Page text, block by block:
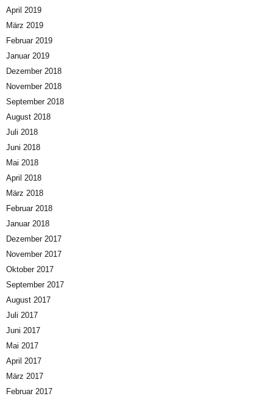
April 2019
März 2019
Februar 2019
Januar 2019
Dezember 2018
November 2018
September 2018
August 2018
Juli 2018
Juni 2018
Mai 2018
April 2018
März 2018
Februar 2018
Januar 2018
Dezember 2017
November 2017
Oktober 2017
September 2017
August 2017
Juli 2017
Juni 2017
Mai 2017
April 2017
März 2017
Februar 2017